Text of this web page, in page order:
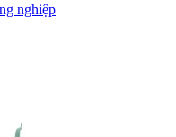
nghiệp